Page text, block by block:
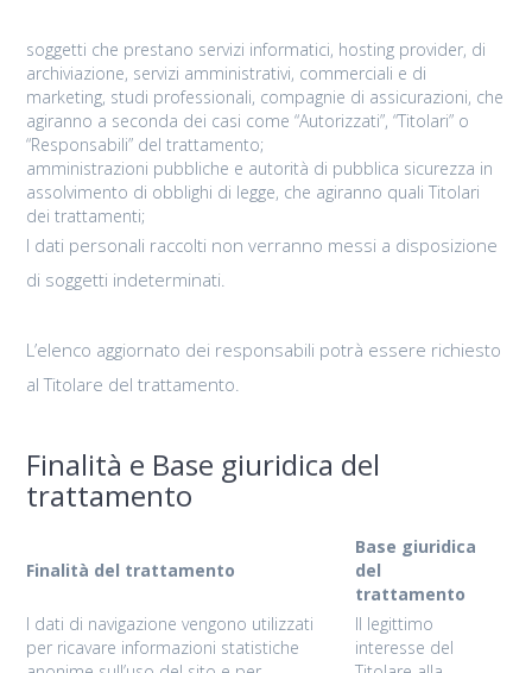
soggetti che prestano servizi informatici, hosting provider, di
archiviazione, servizi amministrativi, commerciali e di
marketing, studi professionali, compagnie di assicurazioni, che
agiranno a seconda dei casi come “Autorizzati”, “Titolari” o
“Responsabili” del trattamento;
amministrazioni pubbliche e autorità di pubblica sicurezza in
assolvimento di obblighi di legge, che agiranno quali Titolari
dei trattamenti;
I dati personali raccolti non verranno messi a disposizione
di soggetti indeterminati.
L’elenco aggiornato dei responsabili potrà essere richiesto
al Titolare del trattamento.
Finalità e Base giuridica del
trattamento
Finalità del trattamento
Base giuridica
del
trattamento
I dati di navigazione vengono utilizzati
per ricavare informazioni statistiche
Il legittimo
interesse del